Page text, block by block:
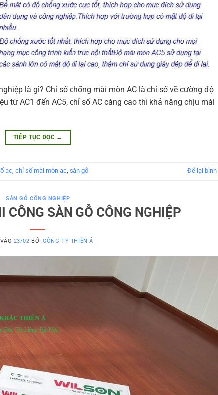
là gì? Chỉ số chống mài mòn AC là chỉ số về cường độ
từ AC1 đến AC5, chỉ số AC càng cao thì khả năng chịu mài
TIẾP TỤC ĐỌC →
ac, chỉ số mài mòn ac, sàn gỗ Để lại bình
SÀN GỖ CÔNG NGHIỆP
CÔNG SÀN GỖ CÔNG NGHIỆP
23/02 BỞICÔNG TY THIÊN Á